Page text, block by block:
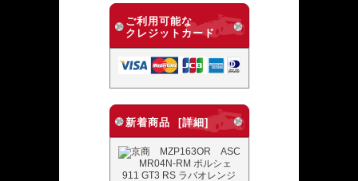
ご利用可能な
クレジットカード
新着商品 [詳細]